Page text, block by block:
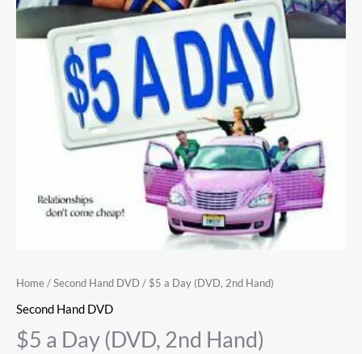
Home/Second Hand DVD / $5 a Day (DVD, 2nd Hand)
Second Hand DVD
$5 a Day (DVD, 2nd Hand)